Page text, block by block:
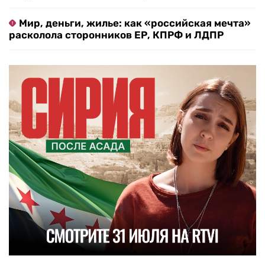
Мир, деньги, жилье: как «российская мечта»
расколола сторонников ЕР, КПРФ и ЛДПР